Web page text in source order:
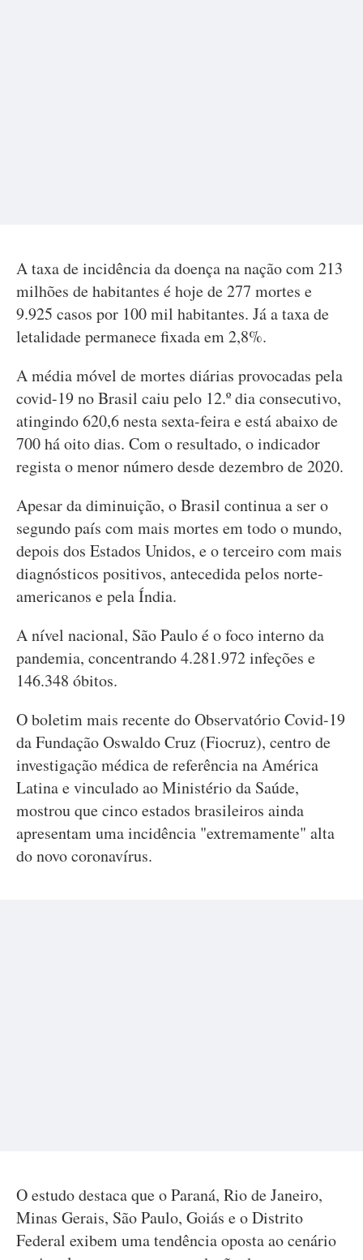
A taxa de incidência da doença na nação com 213
milhões de habitantes é hoje de 277 mortes e
9.925 casos por 100 mil habitantes. Já a taxa de
letalidade permanece fixada em 2,8%.
A média móvel de mortes diárias provocadas pela
covid-19 no Brasil caiu pelo 12.º dia consecutivo,
atingindo 620,6 nesta sexta-feira e está abaixo de
700 há oito dias. Com o resultado, o indicador
regista o menor número desde dezembro de 2020.
Apesar da diminuição, o Brasil continua a ser o
segundo país com mais mortes em todo o mundo,
depois dos Estados Unidos, e o terceiro com mais
diagnósticos positivos, antecedida pelos norte-
americanos e pela Índia.
A nível nacional, São Paulo é o foco interno da
pandemia, concentrando 4.281.972 infeções e
146.348 óbitos.
O boletim mais recente do Observatório Covid-19
da Fundação Oswaldo Cruz (Fiocruz), centro de
investigação médica de referência na América
Latina e vinculado ao Ministério da Saúde,
mostrou que cinco estados brasileiros ainda
apresentam uma incidência "extremamente" alta
do novo coronavírus.
O estudo destaca que o Paraná, Rio de Janeiro,
Minas Gerais, São Paulo, Goiás e o Distrito
Federal exibem uma tendência oposta ao cenário